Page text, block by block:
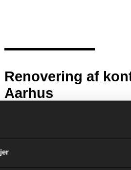
Renovering af
Aarhus
Renovering af eksisterende
mødelokaler i parterreplan.
Renovering af eksisterende